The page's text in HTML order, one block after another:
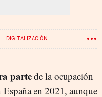
DIGITALIZACIÓN
partede la ocupación
España en 2021, aunque